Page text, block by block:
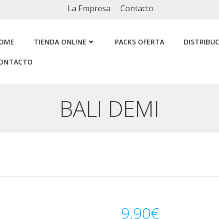
La Empresa Contacto
TIENDA ONLINE PACKS OFERTA
BALI DEMI
9,90€